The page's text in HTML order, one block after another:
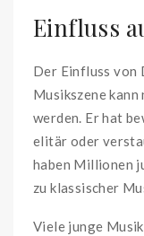
Einfluss
Der Einfluss von
Musikszene
werden. Er hat
elitär oder
haben Millionen
zu klassischer
Viele junge